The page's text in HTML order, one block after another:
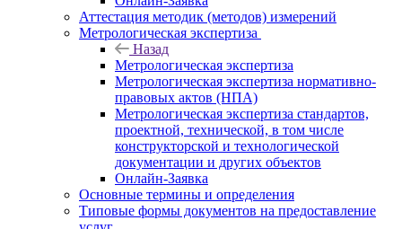
Аттестация методик (методов) измерений
Метрологическая экспертиза
Назад
Метрологическая экспертиза
Метрологическая экспертиза нормативно-
правовых актов (НПА)
Метрологическая экспертиза стандартов,
проектной, технической, в том числе
конструкторской и технологической
документации и других объектов
Онлайн-Заявка
Основные термины и определения
Типовые формы документов на предоставление